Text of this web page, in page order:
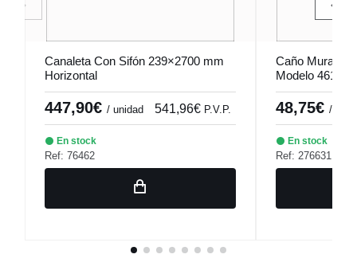
Canaleta Con Sifón 239×2700 mm
Horizontal
447,90€ / unidad 541,96€ P.V.P.
En stock
Ref: 76462
Caño Mural
Modelo 461012
48,75€ /
En stock
Ref: 276631